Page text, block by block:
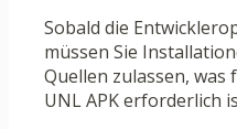
Sobald die
müssen Sie
Quellen zulassen,
UNL APK erforderlich